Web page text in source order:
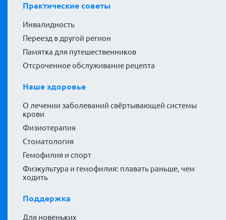
Практические советы
Инвалидность
Переезд в другой регион
Памятка для путешественников
Отсроченное обслуживание рецепта
Наше здоровье
О лечении заболеваний свёртывающей системы
крови
Физиотерапия
Стоматология
Гемофилия и спорт
Физкультура и гемофилия: плавать раньше, чем
ходить
Поддержка
Для новеньких